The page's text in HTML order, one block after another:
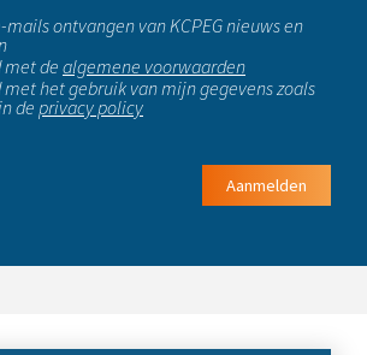
ontvangen van KCPEG nieuws en
met de algemene voorwaarden
met het gebruik van mijn gegevens zoals
deprivacy policy
Aanmelden